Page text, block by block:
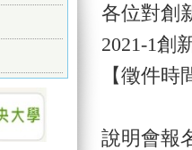
各位對創
2021-1創
【徵件時
說明會報